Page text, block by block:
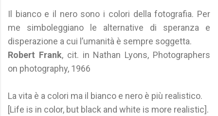
Il bianco e il nero sono i colori della fotografia. Per
me simboleggiano le alternative di speranza e
disperazione a cui l’umanità è sempre soggetta.
Robert Frank, cit. in Nathan Lyons, Photographers
on photography, 1966
La vita è a colori ma il bianco e nero è più realistico.
[Life is in color, but black and white is more realistic].